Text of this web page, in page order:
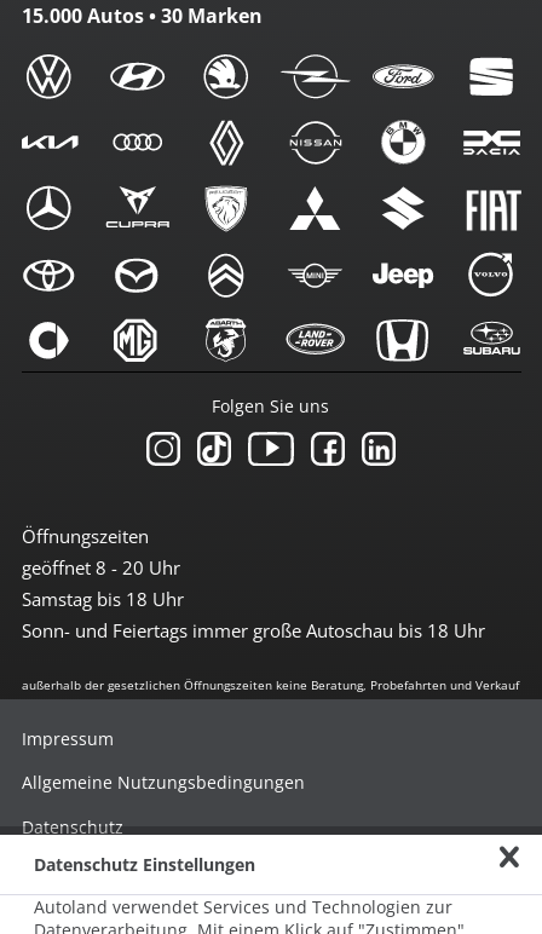
15.000 Autos • 30 Marken
Öffnungszeiten
geöffnet 8 - 20 Uhr
Samstag bis 18 Uhr
Sonn- und Feiertags immer große Autoschau bis 18 Uhr
Folgen Sie uns
außerhalb der gesetzlichen Öffnungszeiten keine Beratung, Probefahrten und Verkauf
Impressum
Allgemeine Nutzungsbedingungen
Datenschutz
Hinweisgebersystem nach HinSchG
Beschwerde nach LkSG
Datenschutz Einstellungen
Autoland verwendet Services und Technologien zur